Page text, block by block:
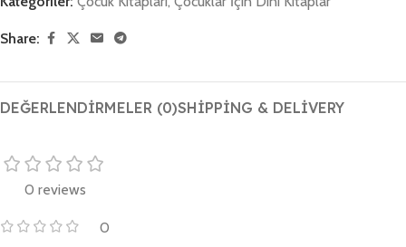
Share:
DEĞERLENDIRMELER (0)SHIPPING & DELIVERY
0 reviews
0